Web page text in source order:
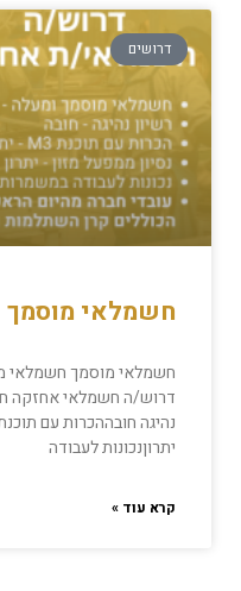
דרושים
חשמלאי מוסמך
חשמלאי מוסמך חשמלאי
דרוש/ה חשמלאי אחזקה
יתרוןנכונות לעבודה
קרא עוד »